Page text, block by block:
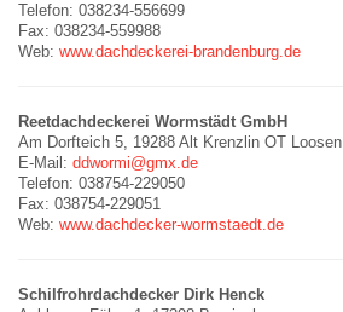
Telefon: 038234-556699
Fax: 038234-559988
Web: www.dachdeckerei-brandenburg.de
Reetdachdeckerei Wormstädt GmbH
Am Dorfteich 5, 19288 Alt Krenzlin OT Loosen
E-Mail: ddwormi@gmx.de
Telefon: 038754-229050
Fax: 038754-229051
Web: www.dachdecker-wormstaedt.de
Schilfrohrdachdecker Dirk Henck